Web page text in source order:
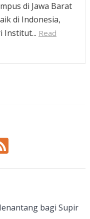
di Jawa Barat
di Indonesia,
Institut... Read
F
bagi Supir